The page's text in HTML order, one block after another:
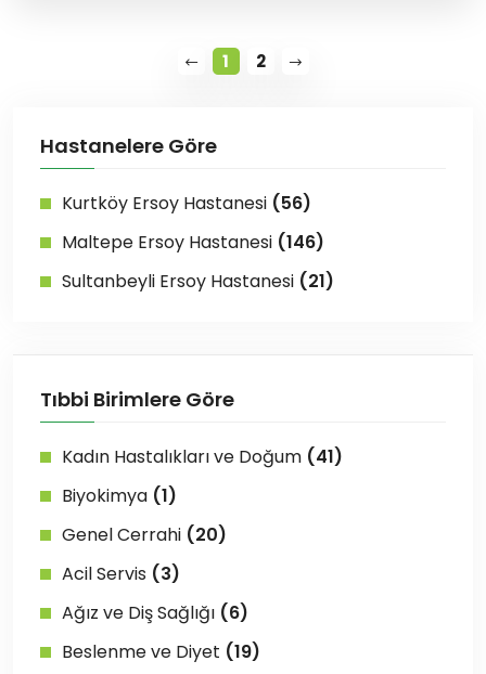
1 2
Hastanelere Göre
Kurtköy Ersoy Hastanesi (56)
Maltepe Ersoy Hastanesi (146)
Sultanbeyli Ersoy Hastanesi (21)
Tıbbi Birimlere Göre
Kadın Hastalıkları ve Doğum (41)
Biyokimya (1)
Genel Cerrahi (20)
Acil Servis (3)
Ağız ve Diş Sağlığı (6)
Beslenme ve Diyet (19)